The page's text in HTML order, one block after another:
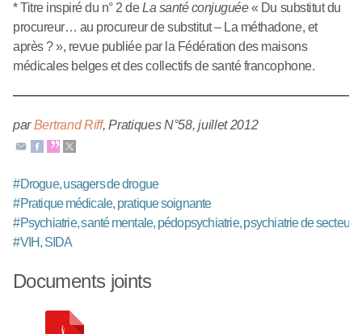
* Titre inspiré du n° 2 deLa santé conjuguée« Du substitut du
procureur… au procureur de substitut – La méthadone, et
après ? », revue publiée par la Fédération des maisons
médicales belges et des collectifs de santé francophone.
parBertrand Riff,Pratiques N°58,juillet 2012
#Drogue, usagers de drogue
#Pratique médicale, pratique soignante
#Psychiatrie, santé mentale, pédopsychiatrie, psychiatrie de secteur
#VIH, SIDA
Documents joints